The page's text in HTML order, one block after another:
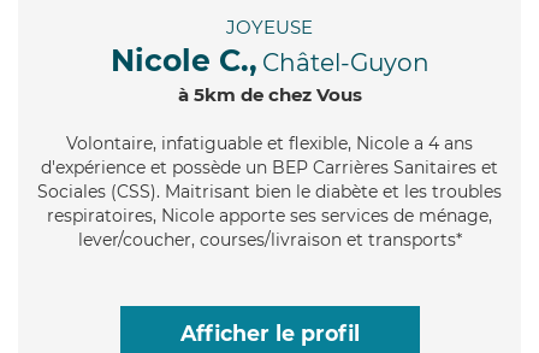
JOYEUSE
Nicole C., Châtel-Guyon
à 5km de chez Vous
Volontaire, infatiguable et flexible, Nicole a 4 ans
d'expérience et possède un BEP Carrières Sanitaires et
Sociales (CSS). Maitrisant bien le diabète et les troubles
respiratoires, Nicole apporte ses services de ménage,
lever/coucher, courses/livraison et transports*
Afficher le profil